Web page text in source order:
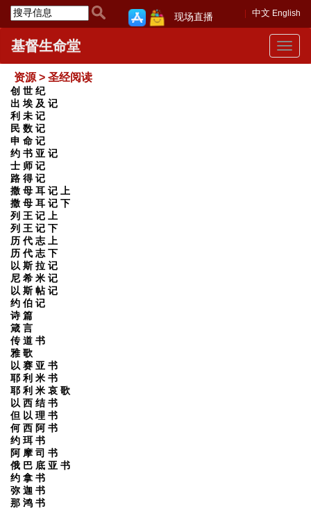
中文 English
现场直播
Toggle
基督生命堂
资源 > 圣经阅读
创 世 纪
出 埃 及 记
利 未 记
民 数 记
申 命 记
约 书 亚 记
士 师 记
路 得 记
撒 母 耳 记 上
撒 母 耳 记 下
列 王 记 上
列 王 记 下
历 代 志 上
历 代 志 下
以 斯 拉 记
尼 希 米 记
以 斯 帖 记
约 伯 记
诗 篇
箴 言
传 道 书
雅 歌
以 赛 亚 书
耶 利 米 书
耶 利 米 哀 歌
以 西 结 书
但 以 理 书
何 西 阿 书
约 珥 书
阿 摩 司 书
俄 巴 底 亚 书
约 拿 书
弥 迦 书
那 鸿 书